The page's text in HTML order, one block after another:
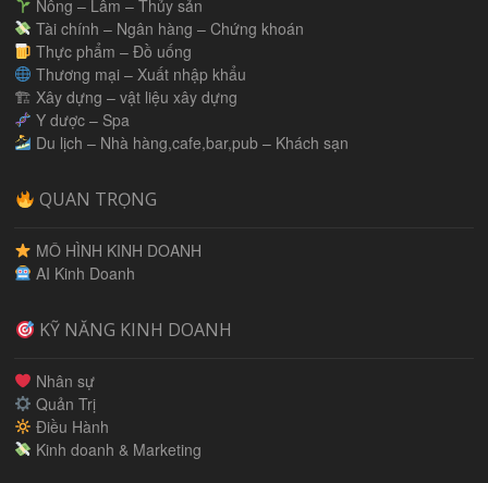
Nông – Lâm – Thủy sản
Tài chính – Ngân hàng – Chứng khoán
Thực phẩm – Đồ uống
Thương mại – Xuất nhập khẩu
🏗 Xây dựng – vật liệu xây dựng
Y dược – Spa
Du lịch – Nhà hàng,cafe,bar,pub – Khách sạn
QUAN TRỌNG
MÔ HÌNH KINH DOANH
AI Kinh Doanh
KỸ NĂNG KINH DOANH
Nhân sự
Quản Trị
Điều Hành
Kinh doanh & Marketing